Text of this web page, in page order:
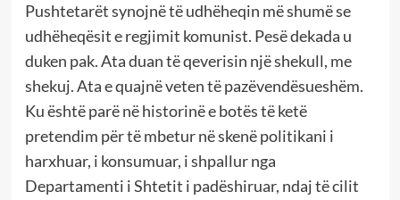
Pushtetarët synojnë të udhëheqin më shumë se
udhëheqësit e regjimit komunist. Pesë dekada u
duken pak. Ata duan të qeverisin një shekull, me
shekuj. Ata e quajnë veten të pazëvendësueshëm.
Ku është parë në historinë e botës të ketë
pretendim për të mbetur në skenë politikani i
harxhuar, i konsumuar, i shpallur nga
Departamenti i Shtetit i padëshiruar, ndaj të cilit